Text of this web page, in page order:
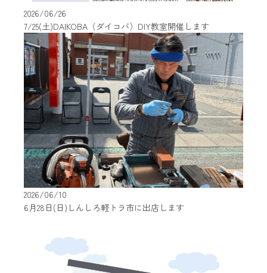
2026/06/26
7/25(土)DAIKOBA（ダイコバ）DIY教室開催します
2026/06/10
6月28日(日)しんしろ軽トラ市に出店します